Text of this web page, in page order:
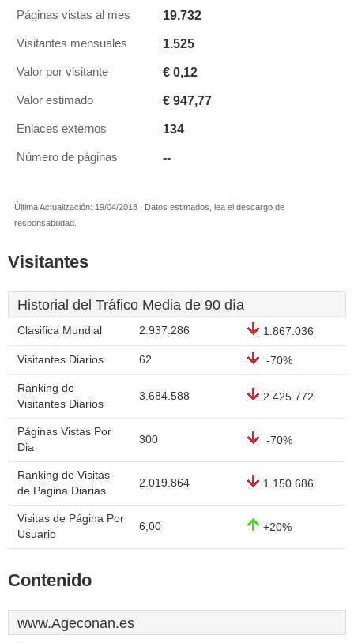
Páginas vistas al mes 19.732
Visitantes mensuales 1.525
Valor por visitante € 0,12
Valor estimado € 947,77
Enlaces externos 134
Número de páginas --
Última Actualización: 19/04/2018 . Datos estimados, lea el descargo de
responsabilidad.
Visitantes
Historial del Tráfico Media de 90 día
Clasifica Mundial 2.937.286 1.867.036
Visitantes Diarios 62 -70%
Ranking de
Visitantes Diarios
3.684.588 2.425.772
Páginas Vistas Por
Dia
300 -70%
Ranking de Visitas
de Página Diarias
2.019.864 1.150.686
Visitas de Página Por
Usuario
6,00 +20%
Contenido
www.Ageconan.es